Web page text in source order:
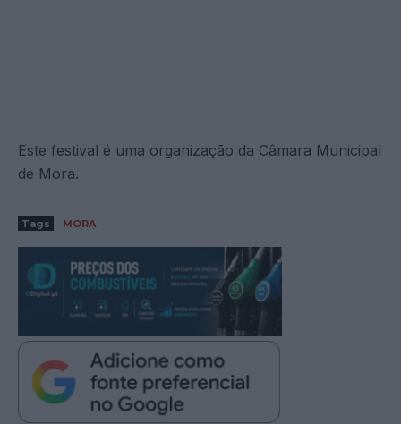
Este festival é uma organização da Câmara Municipal
de Mora.
Tags MORA